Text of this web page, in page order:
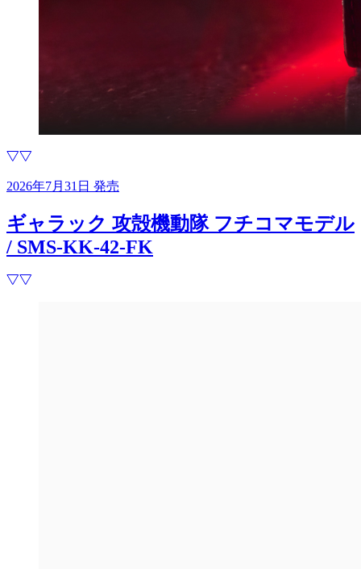
2026年7月31日 発売
ギャラック 攻殻機動隊 フチコマモデル
/ SMS-KK-42-FK